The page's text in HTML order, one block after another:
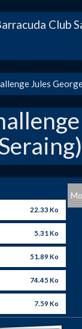
Club
Jules
22.33 Ko
5.31 Ko
51.89 Ko
74.45 Ko
7.59 Ko